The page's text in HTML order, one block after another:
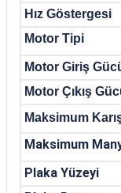
Hız Göstergesi
Motor Tipi
Motor Giriş
Motor Çıkış
Maksimum
Maksimum
Plaka Yüzeyi